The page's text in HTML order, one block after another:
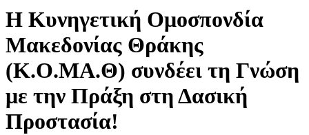
H Kυνηγετική Ομοσπονδία
Μακεδονίας Θράκης
(Κ.Ο.ΜΑ.Θ) συνδέει τη Γνώση
με την Πράξη στη Δασική
Προστασία!